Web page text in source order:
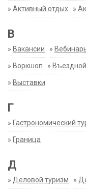
» Активный отдых »
В
» Вакансии »
» Воркшоп »
» Выставки
Г
» Гастрономический
» Граница
Д
» Деловой туризм »